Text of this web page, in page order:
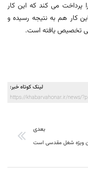
۱۵ ساله است را پرداخت می کند که این کار
کار هم به نتیجه رسیده و
تخصیص یافته است.
لینک کوتاه خبر:
https://khabarvahonar.ir/news/
بعدی
ویژه شغل مقدسی است